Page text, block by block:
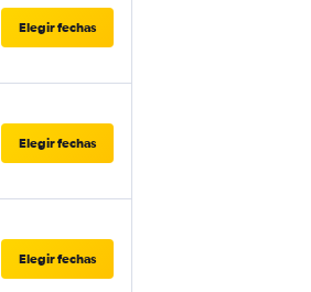
Elegir fechas
Elegir fechas
Elegir fechas